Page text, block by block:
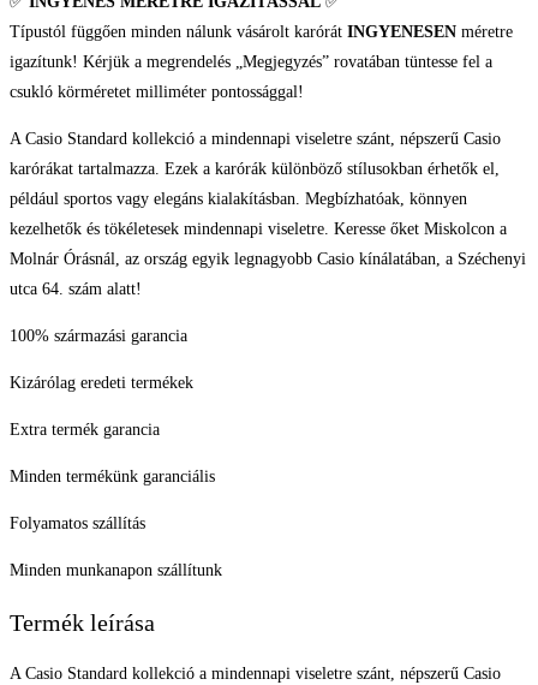
Típustól függően minden nálunk vásárolt karórát INGYENESEN méretre
igazítunk! Kérjük a megrendelés „Megjegyzés” rovatában tüntesse fel a
csukló körméretet milliméter pontossággal!
A Casio Standard kollekció a mindennapi viseletre szánt, népszerű Casio
karórákat tartalmazza. Ezek a karórák különböző stílusokban érhetők el,
például sportos vagy elegáns kialakításban. Megbízhatóak, könnyen
kezelhetők és tökéletesek mindennapi viseletre. Keresse őket Miskolcon a
Molnár Órásnál, az ország egyik legnagyobb Casio kínálatában, a Széchenyi
utca 64. szám alatt!
100% származási garancia
Kizárólag eredeti termékek
Extra termék garancia
Minden termékünk garanciális
Folyamatos szállítás
Minden munkanapon szállítunk
Termék leírása
A Casio Standard kollekció a mindennapi viseletre szánt, népszerű Casio